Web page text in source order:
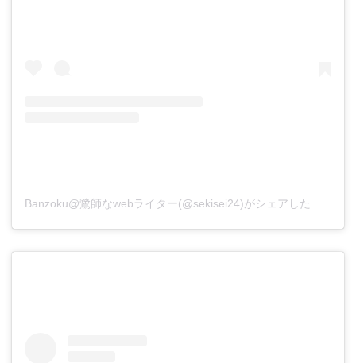
Banzoku@鷺師なwebライター(@sekisei24)がシェアした投稿